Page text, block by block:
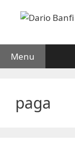
Menu
paga